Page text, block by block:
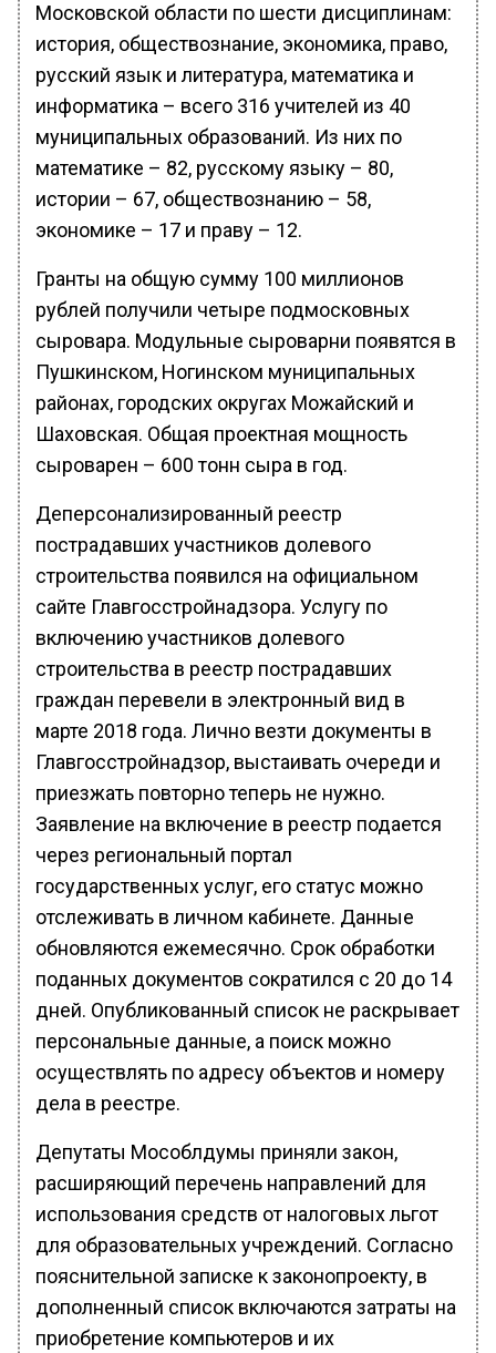
Московской области по шести дисциплинам:
история, обществознание, экономика, право,
русский язык и литература, математика и
информатика – всего 316 учителей из 40
муниципальных образований. Из них по
математике – 82, русскому языку – 80,
истории – 67, обществознанию – 58,
экономике – 17 и праву – 12.
Гранты на общую сумму 100 миллионов
рублей получили четыре подмосковных
сыровара. Модульные сыроварни появятся в
Пушкинском, Ногинском муниципальных
районах, городских округах Можайский и
Шаховская. Общая проектная мощность
сыроварен – 600 тонн сыра в год.
Деперсонализированный реестр
пострадавших участников долевого
строительства появился на официальном
сайте Главгосстройнадзора. Услугу по
включению участников долевого
строительства в реестр пострадавших
граждан перевели в электронный вид в
марте 2018 года. Лично везти документы в
Главгосстройнадзор, выстаивать очереди и
приезжать повторно теперь не нужно.
Заявление на включение в реестр подается
через региональный портал
государственных услуг, его статус можно
отслеживать в личном кабинете. Данные
обновляются ежемесячно. Срок обработки
поданных документов сократился с 20 до 14
дней. Опубликованный список не раскрывает
персональные данные, а поиск можно
осуществлять по адресу объектов и номеру
дела в реестре.
Депутаты Мособлдумы приняли закон,
расширяющий перечень направлений для
использования средств от налоговых льгот
для образовательных учреждений. Согласно
пояснительной записке к законопроекту, в
дополненный список включаются затраты на
приобретение компьютеров и их